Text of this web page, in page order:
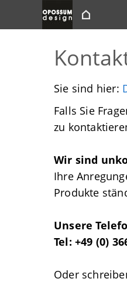
Sie sind hier:
Falls Sie
zu
Wir sind
Ihre
Produkte
Unsere
Tel: +49 (0)
Oder